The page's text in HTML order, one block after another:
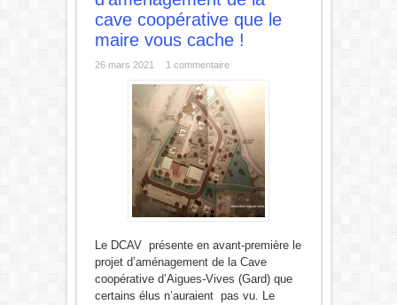
cave coopérative que le
maire vous cache !
26 mars 2021 1 commentaire
Le DCAV présente en avant-première le
projet d’aménagement de la Cave
coopérative d’Aigues-Vives (Gard) que
certains élus n’auraient pas vu. Le